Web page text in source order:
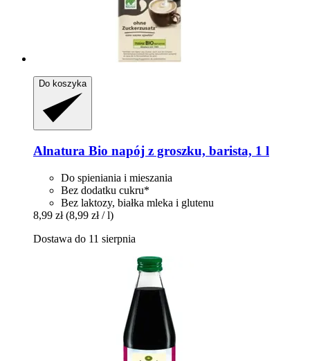
Do koszyka
Alnatura Bio napój z groszku, barista, 1 l
Do spieniania i mieszania
Bez dodatku cukru*
Bez laktozy, białka mleka i glutenu
8,99 zł (8,99 zł / l)
Dostawa do 11 sierpnia